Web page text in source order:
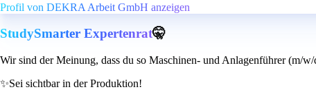
Profil von DEKRA Arbeit GmbH anzeigen
StudySmarter Expertenrat🤫
Wir sind der Meinung, dass du so Maschinen- und Anlagenführer (m/
✨Sei sichtbar in der Produktion!